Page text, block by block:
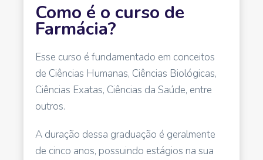
Como é o curso de
Farmácia?
Esse curso é fundamentado em conceitos
de Ciências Humanas, Ciências Biológicas,
Ciências Exatas, Ciências da Saúde, entre
outros.
A duração dessa graduação é geralmente
de cinco anos, possuindo estágios na sua